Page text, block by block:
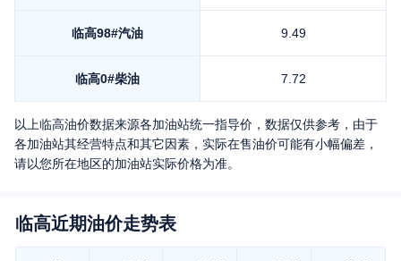
临高98#汽油 9.49
临高0#柴油 7.72
以上临高油价数据来源各加油站统一指导价，数据仅供参考，由于
各加油站其经营特点和其它因素，实际在售油价可能有小幅偏差，
请以您所在地区的加油站实际价格为准。
临高近期油价走势表